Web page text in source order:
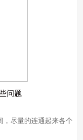
问题
，尽量的连通起来各个